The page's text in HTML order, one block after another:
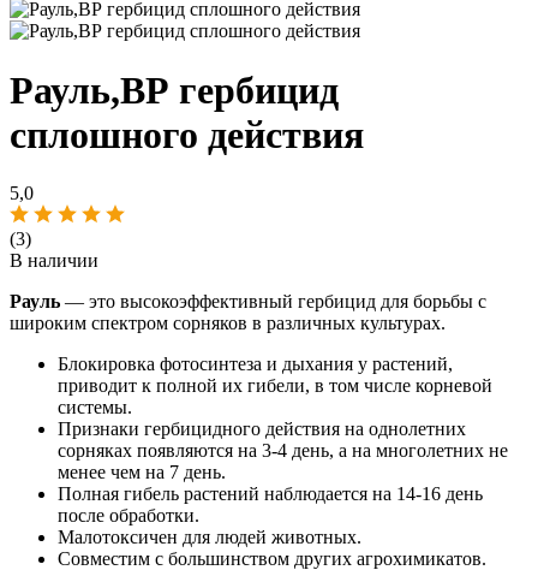
Рауль,ВР гербицид
сплошного действия
5,0
(3)
В наличии
Рауль — это высокоэффективный гербицид для борьбы с
широким спектром сорняков в различных культурах.
Блокировка фотосинтеза и дыхания у растений,
приводит к полной их гибели, в том числе корневой
системы.
Признаки гербицидного действия на однолетних
сорняках появляются на 3-4 день, а на многолетних не
менее чем на 7 день.
Полная гибель растений наблюдается на 14-16 день
после обработки.
Малотоксичен для людей животных.
Совместим с большинством других агрохимикатов.